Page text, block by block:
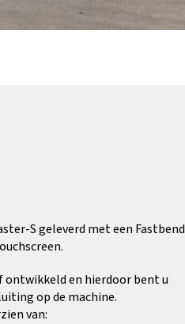
S geleverd met een Fastbend
ontwikkeld en hierdoor bent u
op de machine.
van: